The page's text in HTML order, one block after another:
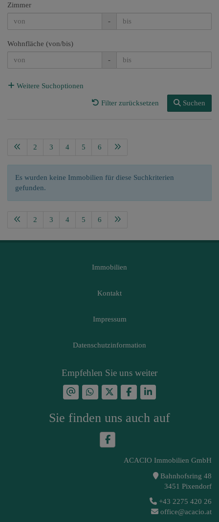
Zimmer
-
Wohnfläche (von/bis)
-
Weitere Suchoptionen
Filter zurücksetzen Suchen
2 3 4 5 6
Es wurden keine Immobilien für diese Suchkriterien
gefunden.
2 3 4 5 6
Immobilien
Kontakt
Impressum
Datenschutzinformation
Empfehlen Sie uns weiter
Sie finden uns auch auf
ACACIO Immobilien GmbH
Bahnhofsring 48
3451 Pixendorf
+43 2275 420 26
office@acacio.at